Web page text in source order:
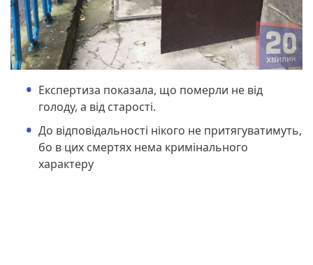
Експертиза показала, що померли не від
голоду, а від старості.
До відповідальності нікого не притягуватимуть,
бо в цих смертях нема кримінального
характеру